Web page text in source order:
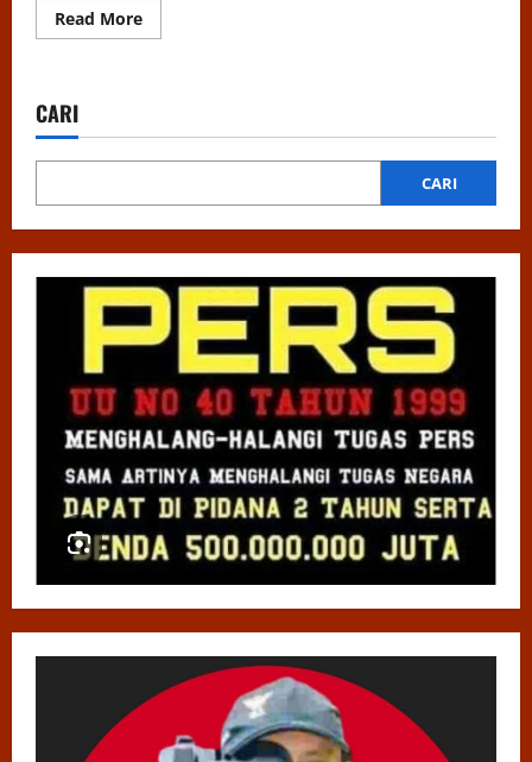
Read MoreRead
more
Aksi
Peduli
untuk
Tapanuli
Selatan
CARI
CARI